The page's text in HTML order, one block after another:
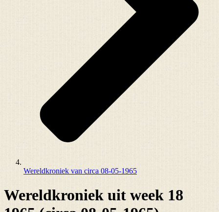
Wereldkroniek van circa 08-05-1965
Wereldkroniek uit week 18